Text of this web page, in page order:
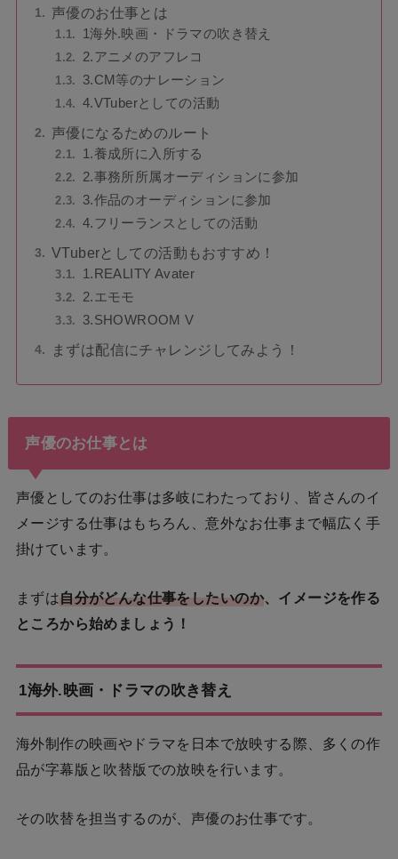
声優のお仕事とは
1海外.映画・ドラマの吹き替え
2.アニメのアフレコ
3.CM等のナレーション
4.VTuberとしての活動
声優になるためのルート
1.養成所に入所する
2.事務所所属オーディションに参加
3.作品のオーディションに参加
4.フリーランスとしての活動
VTuberとしての活動もおすすめ！
1.REALITY Avater
2.エモモ
3.SHOWROOM V
まずは配信にチャレンジしてみよう！
声優のお仕事とは
声優としてのお仕事は多岐にわたっており、皆さんのイ
メージする仕事はもちろん、意外なお仕事まで幅広く手
掛けています。
まずは自分がどんな仕事をしたいのか、イメージを作る
ところから始めましょう！
1海外.映画・ドラマの吹き替え
海外制作の映画やドラマを日本で放映する際、多くの作
品が字幕版と吹替版での放映を行います。
その吹替を担当するのが、声優のお仕事です。